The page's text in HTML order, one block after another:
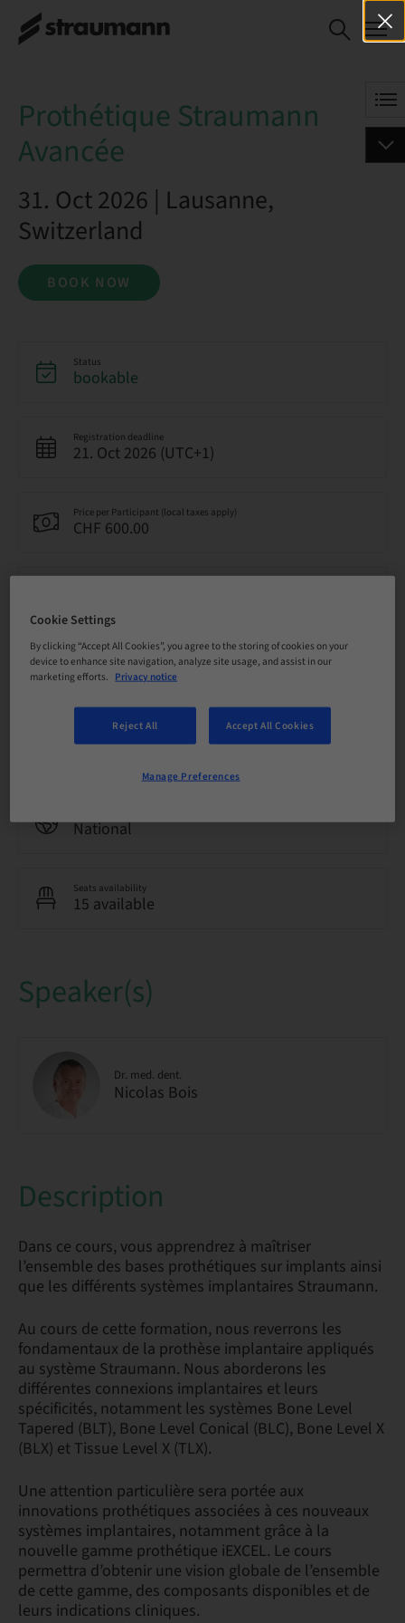
Prothétique Straumann
Avancée
BOOK NOW
Prothétique Straumann
Avancée
31. Oct 2026 | Lausanne,
Switzerland
BOOK NOW
Status
bookable
Registration deadline
21. Oct 2026 (UTC+1)
Price per Participant (local taxes apply)
CHF 600.00
Points
7.00 Points
National
Seats availability
15 available
Speaker(s)
Dr. med. dent.
Nicolas Bois
Description
Dans ce cours, vous apprendrez à maîtriser
l’ensemble des bases prothétiques sur implants ainsi
que les différents systèmes implantaires Straumann.
Au cours de cette formation, nous reverrons les
fondamentaux de la prothèse implantaire appliqués
au système Straumann. Nous aborderons les
différentes connexions implantaires et leurs
spécificités, notamment les systèmes Bone Level
Tapered (BLT), Bone Level Conical (BLC), Bone Level X
(BLX) et Tissue Level X (TLX).
Une attention particulière sera portée aux
innovations prothétiques associées à ces nouveaux
systèmes implantaires, notamment grâce à la
nouvelle gamme prothétique iEXCEL. Le cours
permettra d’obtenir une vision globale de l’ensemble
de cette gamme, des composants disponibles et de
leurs indications cliniques.
Cookie Settings
By clicking “Accept All Cookies”, you agree to the storing of cookies on your
device to enhance site navigation, analyze site usage, and assist in our
marketing efforts. Privacy notice
Reject All Accept All Cookies
Manage Preferences